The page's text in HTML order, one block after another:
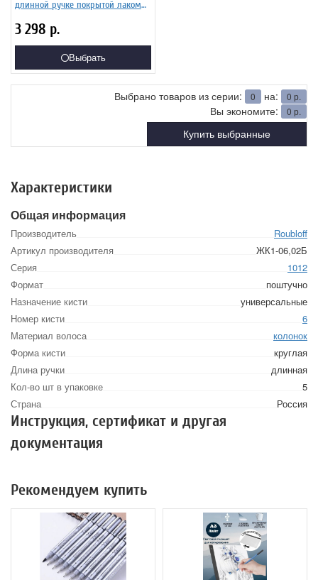
длинной ручке покрытой лаком
3 298 р.
Выбрать
Выбрано товаров из серии: 0 на: 0 р.
Вы экономите: 0 р.
Купить выбранные
Характеристики
Общая информация
Производитель
Roubloff
Артикул производителя
ЖК1-06,02Б
Серия
1012
Формат
поштучно
Назначение кисти
универсальные
Номер кисти
6
Материал волоса
колонок
Форма кисти
круглая
Длина ручки
длинная
Кол-во шт в упаковке
5
Страна
Россия
Инструкция, сертификат и другая
документация
Рекомендуем купить